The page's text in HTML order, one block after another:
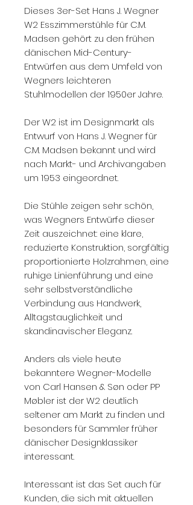
Dieses 3er-Set Hans J. Wegner
W2 Esszimmerstühle für C.M.
Madsen gehört zu den frühen
dänischen Mid-Century-
Entwürfen aus dem Umfeld von
Wegners leichteren
Stuhlmodellen der 1950er Jahre.
Der W2 ist im Designmarkt als
Entwurf von Hans J. Wegner für
C.M. Madsen bekannt und wird
nach Markt- und Archivangaben
um 1953 eingeordnet.
Die Stühle zeigen sehr schön,
was Wegners Entwürfe dieser
Zeit auszeichnet: eine klare,
reduzierte Konstruktion, sorgfältig
proportionierte Holzrahmen, eine
ruhige Linienführung und eine
sehr selbstverständliche
Verbindung aus Handwerk,
Alltagstauglichkeit und
skandinavischer Eleganz.
Anders als viele heute
bekanntere Wegner-Modelle
von Carl Hansen & Søn oder PP
Møbler ist der W2 deutlich
seltener am Markt zu finden und
besonders für Sammler früher
dänischer Designklassiker
interessant.
Interessant ist das Set auch für
Kunden, die sich mit aktuellen